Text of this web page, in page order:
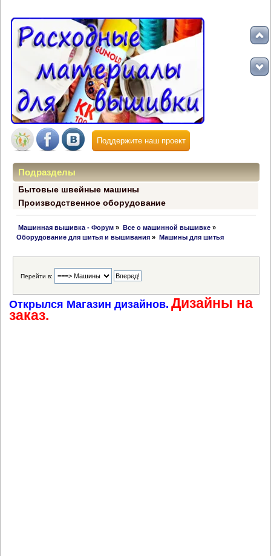
Поддержите наш проект
Подразделы
Бытовые швейные машины
Производственное оборудование
Машинная вышивка - Форум » Все о машинной вышивке»
Оборудование для шитья и вышивания » Машины для шитья
Перейти в:
Открылся Магазин дизайнов. Дизайны на
заказ.